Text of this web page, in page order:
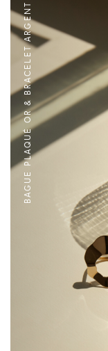
BAGUE PLAQUÉ OR & BRACELET ARGENT